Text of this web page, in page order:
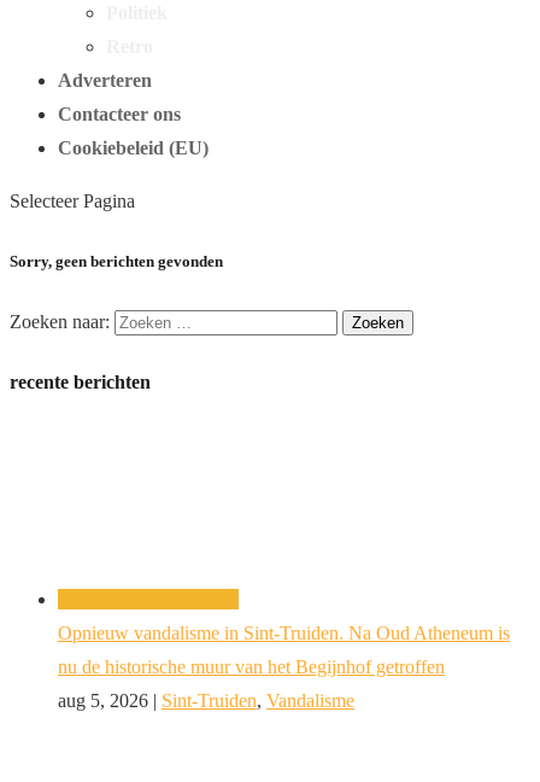
Adverteren
Contacteer ons
Cookiebeleid (EU)
Selecteer Pagina
Sorry, geen berichten gevonden
Zoeken naar:
recente berichten
Opnieuw vandalisme in Sint-Truiden. Na Oud Atheneum is
nu de historische muur van het Begijnhof getroffen
aug 5, 2026 | Sint-Truiden, Vandalisme